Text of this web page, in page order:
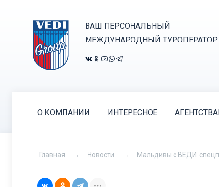
ВАШ ПЕРСОНАЛЬНЫЙ
МЕЖДУНАРОДНЫЙ ТУРОПЕРАТОР
О КОМПАНИИ ИНТЕРЕСНОЕ
Главная Новости Мальдивы с ВЕДИ: